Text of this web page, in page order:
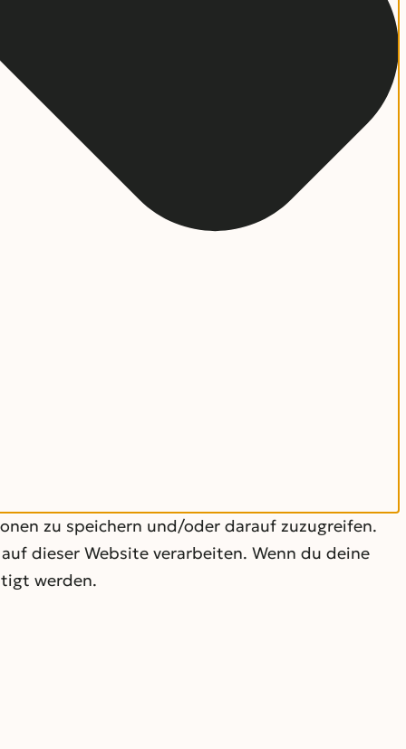
zu speichern und/oder darauf zuzugreifen.
dieser Website verarbeiten. Wenn du deine
werden.